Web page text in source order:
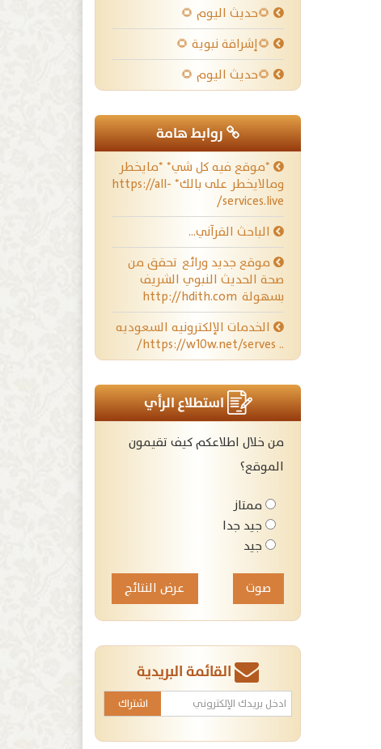
🌻حديث اليوم 🌻
🌻إشراقة نبوية 🌻
🌻حديث اليوم 🌻
روابط هامة
*موقع فيه كل شي* *مايخطر
ومالايخطر على بالك* https://all-
services.live/
الباحث القرآني…
موقع جديد ورائع تحقق من
صحة الحديث النبوي الشريف
بسهولة http://hdith.com
الخدمات الإلكترونيه السعوديه
.. https://w10w.net/serves/
استطلاع الرأي
من خلال اطلاعكم كيف تقيمون
الموقع؟
ممتاز
جيد جدا
جيد
عرض النتائج
القائمة البريدية